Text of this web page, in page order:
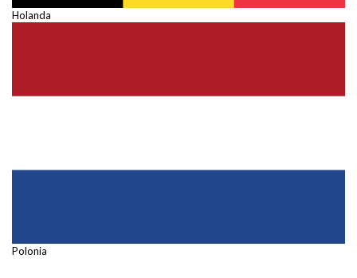
Holanda
Polonia